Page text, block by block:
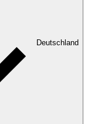
Deutschland